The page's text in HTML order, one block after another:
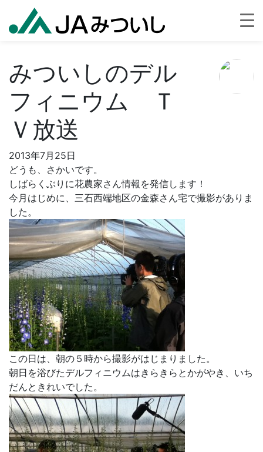
みついしのデル
フィニウム Ｔ
Ｖ放送
2013年7月25日
どうも、さかいです。
しばらくぶりに花農家さん情報を発信します！
今月はじめに、三石西端地区の金森さん宅で撮影がありま
した。
この日は、朝の５時から撮影がはじまりました。
朝日を浴びたデルフィニウムはきらきらとかがやき、いち
だんときれいでした。